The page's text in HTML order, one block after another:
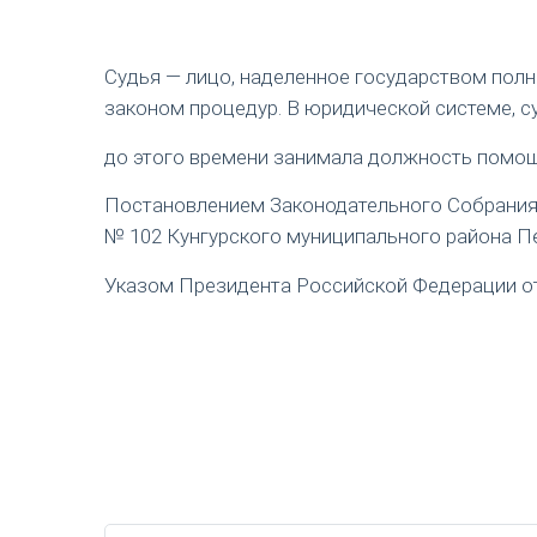
Судья — лицо, наделенное государством
законом процедур. В юридической системе,
до этого времени занимала должность
Постановлением Законодательного
№ 102 Кунгурского муниципального района
Указом Президента Российской Федерации